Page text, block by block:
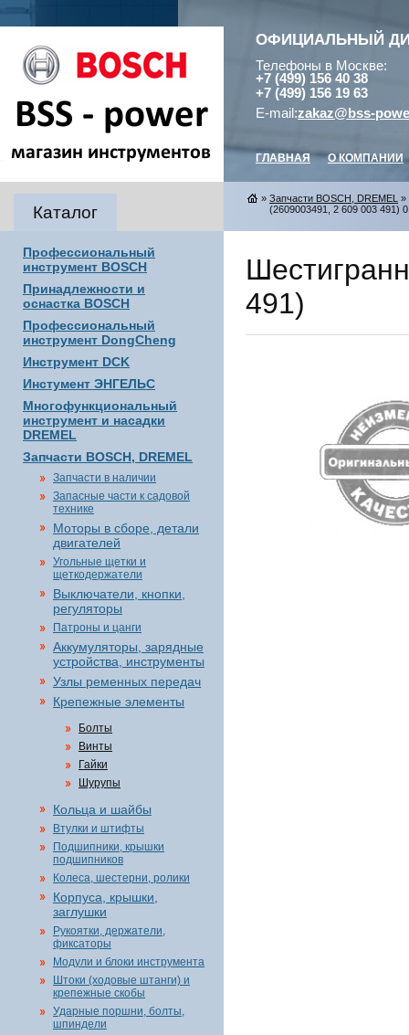
ОФИЦИАЛЬНЫЙ
Телефоны в Москве:
+7 (499) 156 40 38
+7 (499) 156 19 63
E-mail:zakaz@bss-
ГЛАВНАЯ О КОМПАНИИ
Каталог
Профессиональный
инструмент BOSCH
Принадлежности и
оснастка BOSCH
Профессиональный
инструмент DongCheng
Инструмент DCK
Инстумент ЭНГЕЛЬС
Многофункциональный
инструмент и насадки
DREMEL
Запчасти BOSCH, DREMEL
Запчасти в наличии
Запасные части к садовой
технике
Моторы в сборе, детали
двигателей
Угольные щетки и
щеткодержатели
Выключатели, кнопки,
регуляторы
Патроны и цанги
Аккумуляторы, зарядные
устройства, инструменты
Узлы ременных передач
Крепежные элементы
Болты
Винты
Гайки
Шурупы
Кольца и шайбы
Втулки и штифты
Подшипники, крышки
подшипников
Колеса, шестерни, ролики
Корпуса, крышки,
заглушки
Рукоятки, держатели,
фиксаторы
Модули и блоки инструмента
Штоки (ходовые штанги) и
крепежные скобы
Ударные поршни, болты,
шпиндели
» Запчасти BOSCH, DREMEL »
(2609003491, 2 609 003 491)
491)